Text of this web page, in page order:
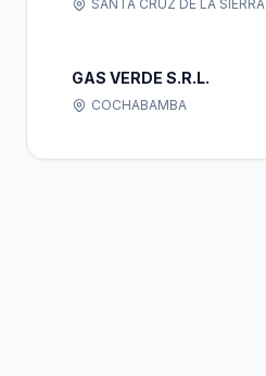
SANTA CRUZ DE LA SIERRA
GAS VERDE S.R.L.
COCHABAMBA